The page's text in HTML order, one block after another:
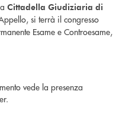
Cittadella Giudiziaria di
si terrà il congresso
Esame e Controesame,
vede la presenza